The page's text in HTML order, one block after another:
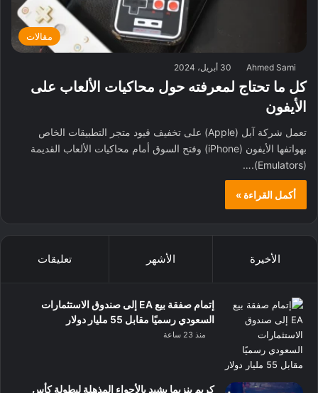
مقالات
Ahmed Sami 30 أبريل، 2024
كل ما تحتاج لمعرفته حول محاكيات الألعاب على
الأيفون
تعمل شركة آبل (Apple) على تخفيف قيود متجر التطبيقات الخاص
بهواتفها الأيفون (iPhone) وفتح السوق أمام محاكيات الألعاب القديمة
(Emulators).…
أكمل القراءة »
الأخيرة الأشهر تعليقات
إتمام صفقة بيع EA إلى صندوق الاستثمارات
السعودي رسميًا مقابل 55 مليار دولار
منذ 23 ساعة
كريم بنزيما يشيد بالأجواء المذهلة لبطولة كأس